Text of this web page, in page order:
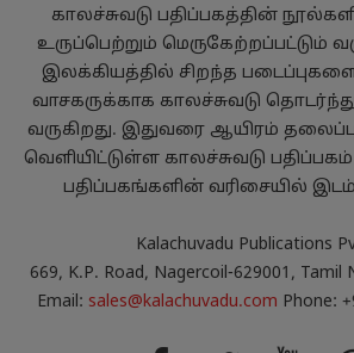
காலச்சுவடு பதிப்பகத்தின்
உருப்பெற்றும் மெருகேற்றப்பட்டும்
இலக்கியத்தில் சிறந்த
வாசகருக்காக காலச்சுவடு
வருகிறது. இதுவரை ஆயிரம்
வெளியிட்டுள்ள காலச்சுவடு
பதிப்பகங்களின் வரிசையில்
Kalachuvadu Publications
669, K.P. Road, Nagercoil-629001, Tamil
Email: sales@kalachuvadu.com Phone: